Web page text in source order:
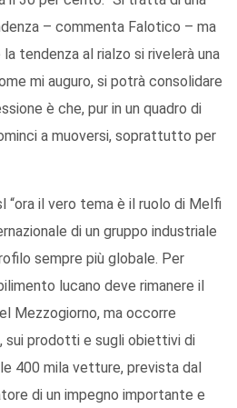
– commenta Falotico – ma
tendenza al rialzo si rivelerà una
mi auguro, si potrà consolidare
è che, pur in un quadro di
a muoversi, soprattutto per
“ora il vero tema è il ruolo di Melfi
di un gruppo industriale
sempre più globale. Per
lucano deve rimanere il
Mezzogiorno, ma occorre
sui prodotti e sugli obiettivi di
400 mila vetture, prevista dal
di un impegno importante e